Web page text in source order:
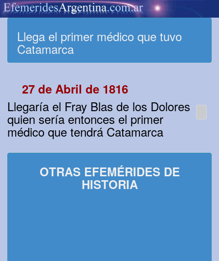
Llega el primer médico que tuvo
Catamarca
27 de Abril de 1816
Llegaría el Fray Blas de los Dolores
quien sería entonces el primer
médico que tendrá Catamarca
OTRAS EFEMÉRIDES DE
HISTORIA